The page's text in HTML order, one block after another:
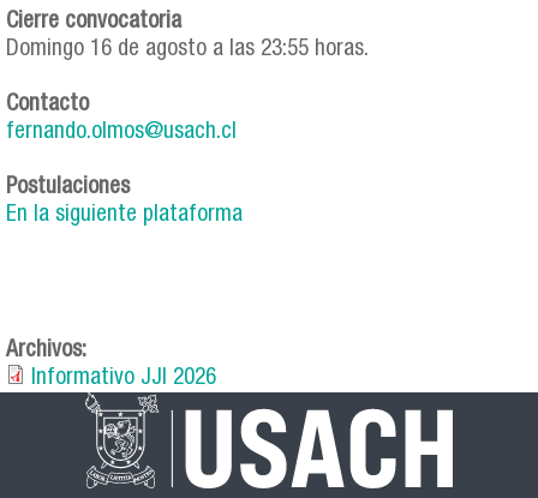
Cierre convocatoria
Domingo 16 de agosto a las 23:55 horas.
Contacto
fernando.olmos@usach.cl
Postulaciones
En la siguiente plataforma
Archivos:
Informativo JJI 2026